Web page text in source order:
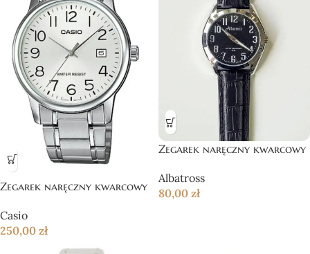
Zegarek naręczny kwarcowy
Casio
250,00 zł
Zegarek naręczny kwarcowy
Albatross
80,00 zł